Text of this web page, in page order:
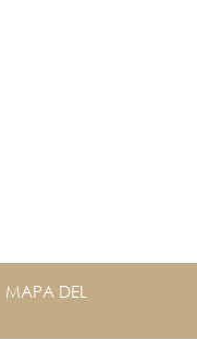
MAPA DEL